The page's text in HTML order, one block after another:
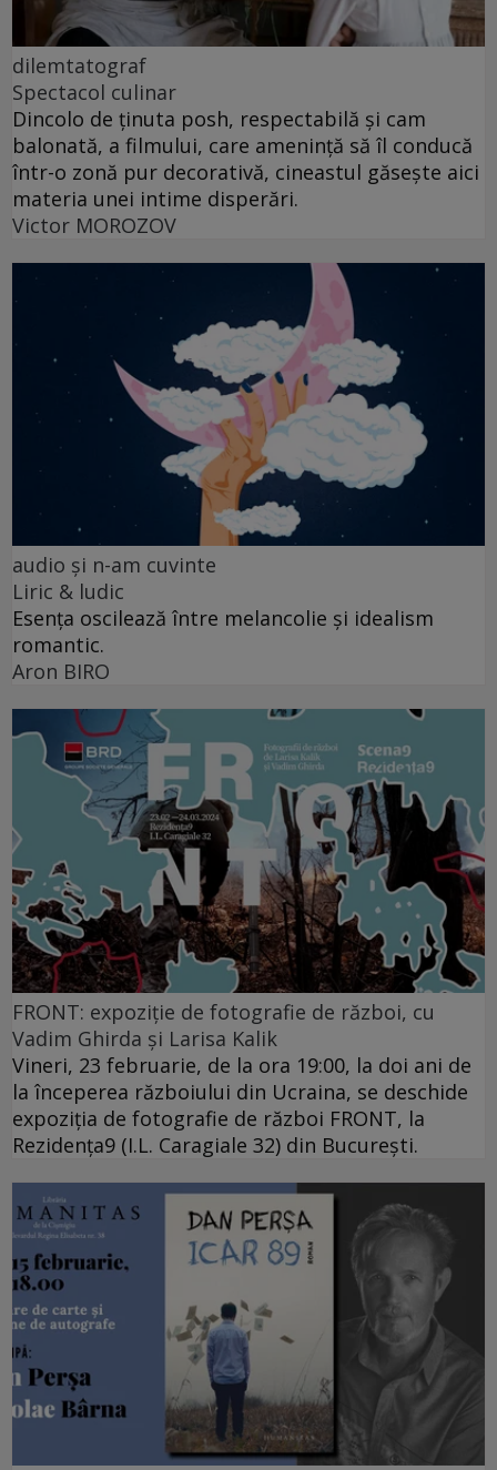
dilemtatograf
Spectacol culinar
Dincolo de ținuta posh, respectabilă și cam
balonată, a filmului, care amenință să îl conducă
într-o zonă pur decorativă, cineastul găsește aici
materia unei intime disperări.
Victor MOROZOV
audio şi n-am cuvinte
Liric & ludic
Esența oscilează între melancolie și idealism
romantic.
Aron BIRO
FRONT: expoziție de fotografie de război, cu
Vadim Ghirda și Larisa Kalik
Vineri, 23 februarie, de la ora 19:00, la doi ani de
la începerea războiului din Ucraina, se deschide
expoziția de fotografie de război FRONT, la
Rezidența9 (I.L. Caragiale 32) din București.